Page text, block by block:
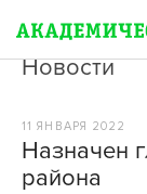
Новости
11 ЯНВАРЯ 2022
Назначен
района